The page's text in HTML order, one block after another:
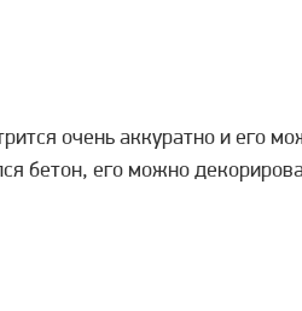
очень аккуратно и его
бетон, его можно